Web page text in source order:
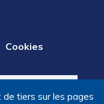
Cookies
tiers sur les pages